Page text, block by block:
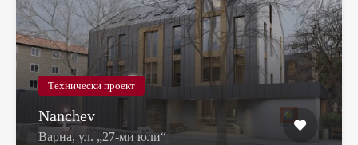
Технически проект
Nanchev
Варна, ул. „27-ми юли“